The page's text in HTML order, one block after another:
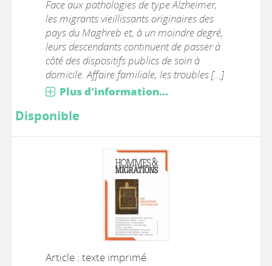
Face aux pathologies de type Alzheimer,
les migrants vieillissants originaires des
pays du Maghreb et, à un moindre degré,
leurs descendants continuent de passer à
côté des dispositifs publics de soin à
domicile. Affaire familiale, les troubles [...]
Plus d'information...
Disponible
Article : texte imprimé